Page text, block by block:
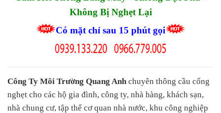
Không Bị Nghẹt Lại
Có mặt chỉ sau 15 phút gọi
Công Ty Môi Trường Quang Anh chuyên thông cầu cống
nghẹt cho các hộ gia đình, công ty, nhà hàng, khách sạn,
nhà chung cư, tập thể cơ quan nhà nước, khu công nghiệp